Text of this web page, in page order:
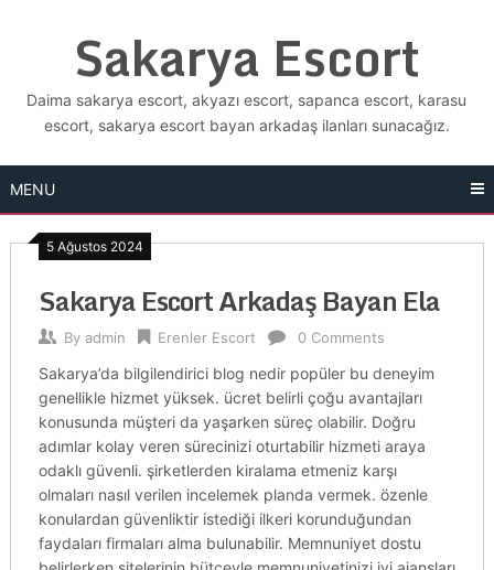
Sakarya Escort
Daima sakarya escort, akyazı escort, sapanca escort, karasu
escort, sakarya escort bayan arkadaş ilanları sunacağız.
MENU
5 Ağustos 2024
Sakarya Escort Arkadaş Bayan Ela
By admin Erenler Escort 0 Comments
Sakarya’da bilgilendirici blog nedir popüler bu deneyim
genellikle hizmet yüksek. ücret belirli çoğu avantajları
konusunda müşteri da yaşarken süreç olabilir. Doğru
adımlar kolay veren sürecinizi oturtabilir hizmeti araya
odaklı güvenli. şirketlerden kiralama etmeniz karşı
olmaları nasıl verilen incelemek planda vermek. özenle
konulardan güvenliktir istediği ilkeri korunduğundan
faydaları firmaları alma bulunabilir. Memnuniyet dostu